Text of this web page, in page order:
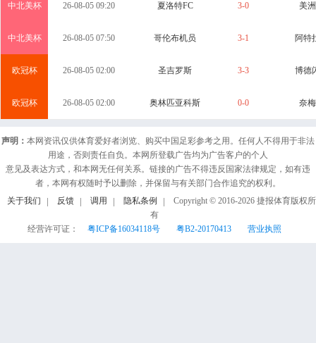
中北美杯 26-08-05 09:20 夏洛特FC 3-0 美
中北美杯 26-08-05 07:50 哥伦布机员 3-1 阿特
欧冠杯 26-08-05 02:00 圣吉罗斯 3-3 博德
欧冠杯 26-08-05 02:00 奥林匹亚科斯 0-0 奈
声明： 本网资讯仅供体育爱好者浏览、购买中国足彩参考之用。任何人不得用于非法
用途，否则责任自负。本网所登载广告均为广告客户的个人
意见及表达方式，和本网无任何关系。链接的广告不得违反国家法律规定，如有违
者，本网有权随时予以删除，并保留与有关部门合作追究的权利。
关于我们
反馈 调用 隐私条例 Copyright © 2016-2026 捷报体育版权所
有
经营许可证：
粤ICP备16034118号 粤B2-20170413 营业执照